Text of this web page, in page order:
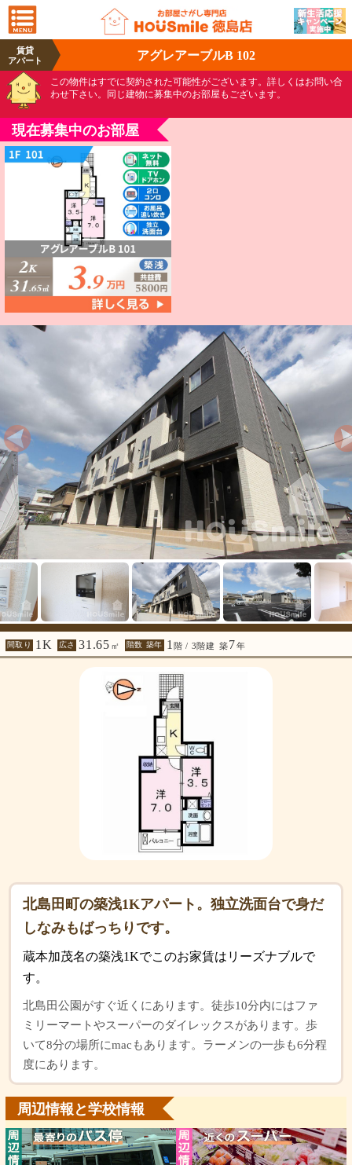
賃貸
アパート
アグレアーブルB 102
この物件はすでに契約された可能性がございます。詳しくはお問い合
わせ下さい。同じ建物に募集中のお部屋もございます。
現在募集中のお部屋
間取り 1K 広さ 31.65 ㎡ 階数 築年 1 階 / 3階建 築7年
北島田町の築浅1Kアパート。独立洗面台で身だ
しなみもばっちりです。
蔵本加茂名の築浅1Kでこのお家賃はリーズナブルで
す。
北島田公園がすぐ近くにあります。徒歩10分内にはファ
ミリーマートやスーパーのダイレックスがあります。歩
いて8分の場所にmacもあります。ラーメンの一歩も6分程
度にあります。
周辺情報と学校情報